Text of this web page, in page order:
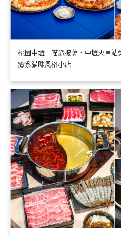
桃園中壢｜喵派披薩．中壢火車
癒系貓咪風格小店